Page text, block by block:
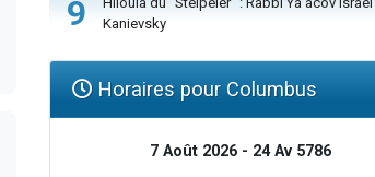
9
Kanievsky
Horaires pour Columbus
7 Août 2026 - 24 Av 5786